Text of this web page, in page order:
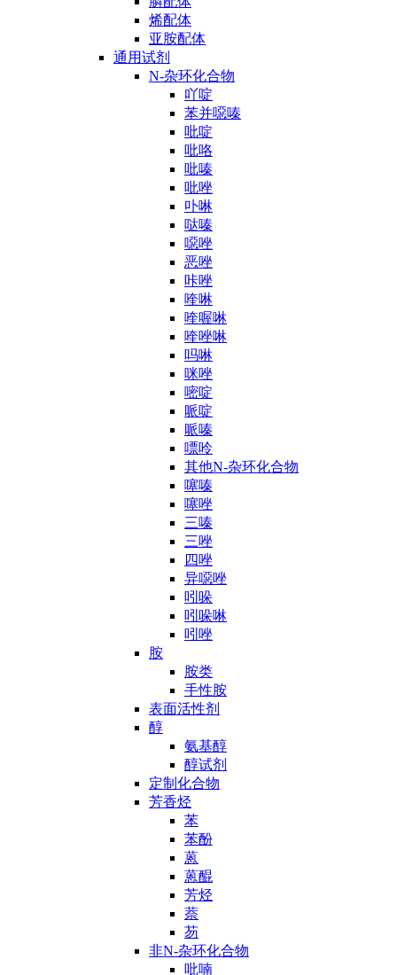
烯配体
亚胺配体
通用试剂
N-杂环化合物
吖啶
苯并噁嗪
吡啶
吡咯
吡嗪
吡唑
卟啉
哒嗪
噁唑
恶唑
咔唑
喹啉
喹喔啉
喹唑啉
吗啉
咪唑
嘧啶
哌啶
哌嗪
嘌呤
其他N-杂环化合物
噻嗪
噻唑
三嗪
三唑
四唑
异噁唑
吲哚
吲哚啉
吲唑
胺
胺类
手性胺
表面活性剂
醇
氨基醇
醇试剂
定制化合物
芳香烃
苯
苯酚
蒽
蒽醌
芳烃
萘
芴
非N-杂环化合物
吡喃